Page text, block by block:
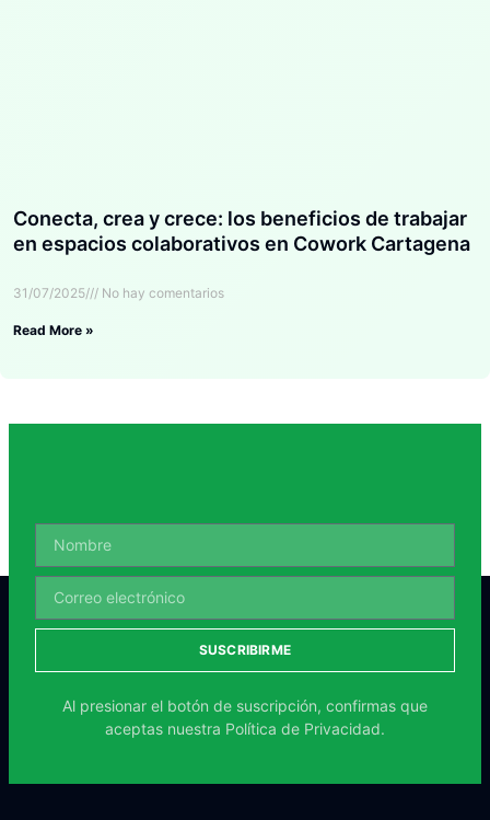
Conecta, crea y crece: los beneficios de trabajar
en espacios colaborativos en Cowork Cartagena
31/07/2025 No hay comentarios
Read More »
SUSCRIBIRME
Al presionar el botón de suscripción, confirmas que
aceptas nuestra Política de Privacidad.